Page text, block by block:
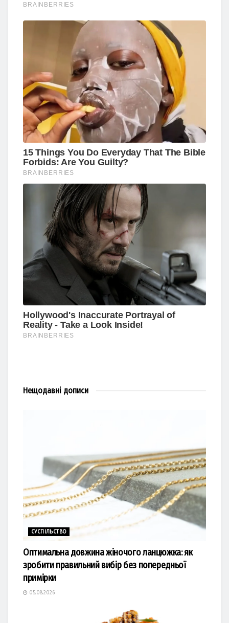
Нещодавні дописи
СУСПІЛЬСТВО
Оптимальна довжина жіночого ланцюжка: як
зробити правильний вибір без попередньої
примірки
05.08.2026